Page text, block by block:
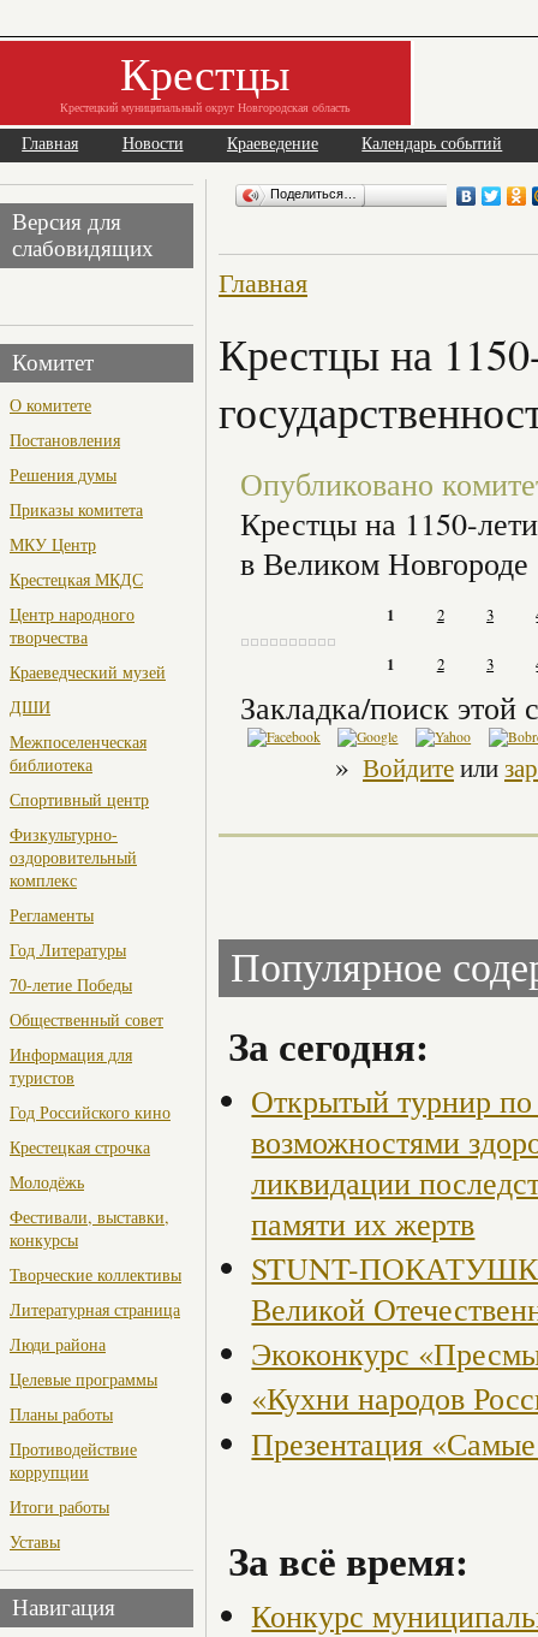
Крестцы
Крестецкий муниципальный округ Новгородская область
Главная Новости Краеведение Календарь событий
Версия для
слабовидящих
Комитет
О комитете
Постановления
Решения думы
Приказы комитета
МКУ Центр
Крестецкая МКДС
Центр народного
творчества
Краеведческий музей
ДШИ
Межпоселенческая
библиотека
Спортивный центр
Физкультурно-
оздоровительный
комплекс
Регламенты
Год Литературы
70-летие Победы
Общественный совет
Информация для
туристов
Год Российского кино
Крестецкая строчка
Молодёжь
Фестивали, выставки,
конкурсы
Творческие коллективы
Литературная страница
Люди района
Целевые программы
Планы работы
Противодействие
коррупции
Итоги работы
Уставы
Навигация
Поделиться…
Главная
Крестцы на
Опубликовано
Крестцы на 1150-
в Великом Новгороде
1 2 3
1 2 3
Закладка/поиск этой
» Войдитеили
Популярное
За сегодня:
Открытый турнир
возможностями
ликвидации
памяти их жертв
STUNT-
Великой
Экоконкурс
«Кухни народов
Презентация
За всё время:
Конкурс